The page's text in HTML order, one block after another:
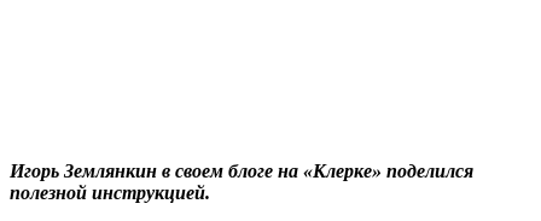
Игорь Землянкин в своем блоге на «Клерке» поделился
полезной инструкцией.